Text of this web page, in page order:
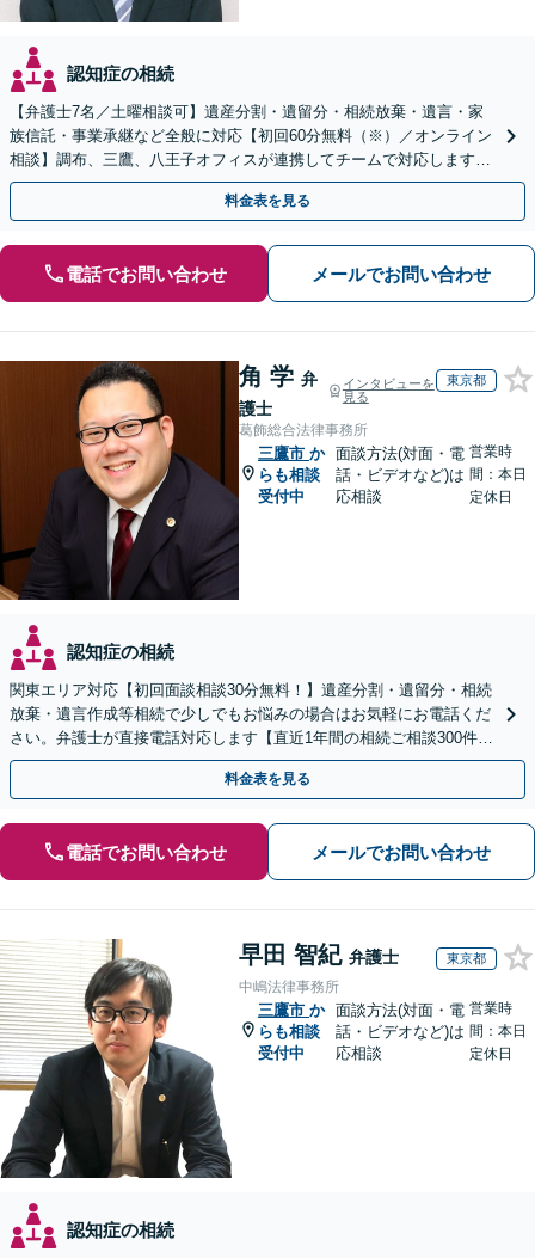
認知症の相続
【弁護士7名／土曜相談可】遺産分割・遺留分・相続放棄・遺言・家
族信託・事業承継など全般に対応【初回60分無料（※）／オンライン
相談】調布、三鷹、八王子オフィスが連携してチームで対応します※
相続発生前のご相談など有料相談になるものもございます
料金表を見る
電話でお問い合わせ メールでお問い合わせ
角 学 弁
護士
インタビューを
見る
東京都
葛飾総合法律事務所
三鷹市 か
らも相談
受付中
面談方法(対面・電
話・ビデオなど)は
応相談
営業時
間：本日
定休日
認知症の相続
関東エリア対応【初回面談相談30分無料！】遺産分割・遺留分・相続
放棄・遺言作成等相続で少しでもお悩みの場合はお気軽にお電話くだ
さい。弁護士が直接電話対応します【直近1年間の相続ご相談300件以
上！＆相続の著書・セミナー多数】弁護士複数所属
料金表を見る
電話でお問い合わせ メールでお問い合わせ
早田 智紀 弁護士 東京都
中嶋法律事務所
三鷹市 か
らも相談
受付中
面談方法(対面・電
話・ビデオなど)は
応相談
営業時
間：本日
定休日
認知症の相続